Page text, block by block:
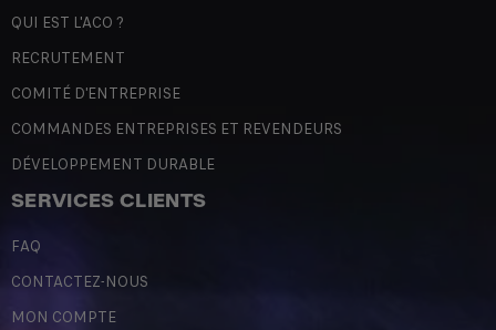
QUI EST L'ACO ?
RECRUTEMENT
COMITÉ D'ENTREPRISE
COMMANDES ENTREPRISES ET REVENDEURS
DÉVELOPPEMENT DURABLE
SERVICES CLIENTS
FAQ
CONTACTEZ-NOUS
MON COMPTE